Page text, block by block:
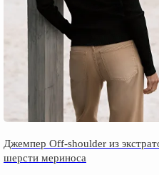
Джемпер Off-shoulder из
шерсти мериноса